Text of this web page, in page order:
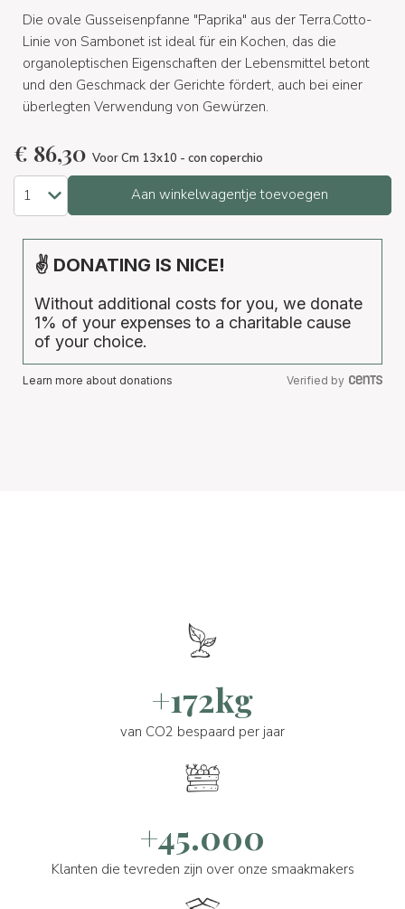
Die ovale Gusseisenpfanne "Paprika" aus der Terra.Cotto-
Linie von Sambonet ist ideal für ein Kochen, das die
organoleptischen Eigenschaften der Lebensmittel betont
und den Geschmack der Gerichte fördert, auch bei einer
überlegten Verwendung von Gewürzen.
€ 86,30 Voor Cm 13x10 - con coperchio
Aan winkelwagentje toevoegen
✌ DONATING IS NICE!
Without additional costs for you, we donate
1% of your expenses to a charitable cause
of your choice.
Learn more about donations Verified by
+172kg
van CO2 bespaard per jaar
+45.000
Klanten die tevreden zijn over onze smaakmakers